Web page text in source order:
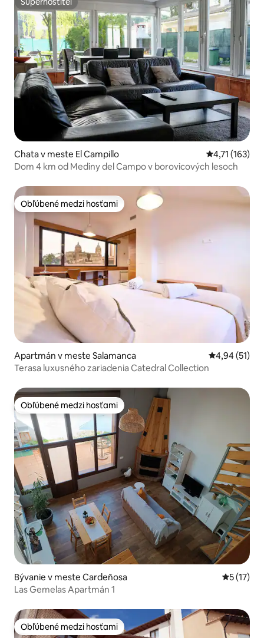
Superhostiteľ
Chata v meste El Campillo Priemerné
4,71 (163)
Dom 4 km od Mediny del Campo v borovicových lesoch
Obľúbené medzi hosťami
Obľúbené medzi hosťami
Apartmán v meste Salamanca Priemerné
4,94 (51)
Terasa luxusného zariadenia Catedral Collection
Obľúbené medzi hosťami
Obľúbené medzi hosťami
Bývanie v meste Cardeñosa
5 (17)
Las Gemelas Apartmán 1
Obľúbené medzi hosťami
Obľúbené medzi hosťami